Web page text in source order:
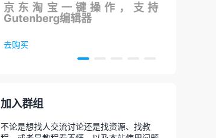
京东淘宝一键操作，支持
Gutenberg编辑器
去购买
加入群组
不论是想找人交流讨论还是找资源、找教